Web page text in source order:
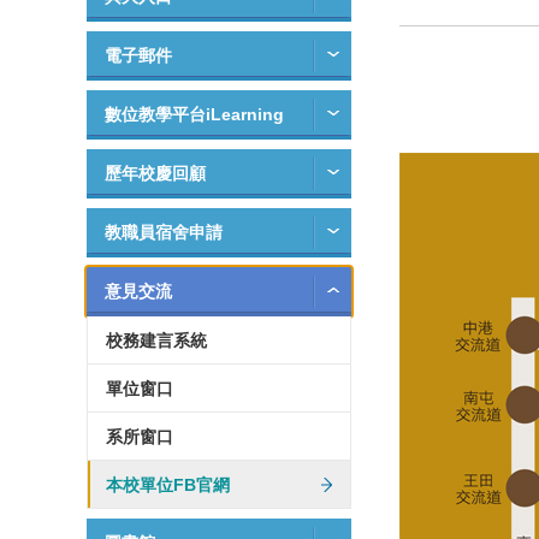
電子郵件
數位教學平台iLearning
歷年校慶回顧
教職員宿舍申請
意見交流
校務建言系統
單位窗口
系所窗口
本校單位FB官網